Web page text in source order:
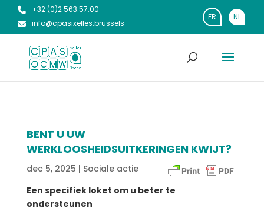
+32 (0)2 563.57.00
info@cpasixelles.brussels
FR NL
BENT U UW
WERKLOOSHEIDSUITKERINGEN KWIJT?
dec 5, 2025 | Sociale actie
Een specifiek loket om u beter te
ondersteunen